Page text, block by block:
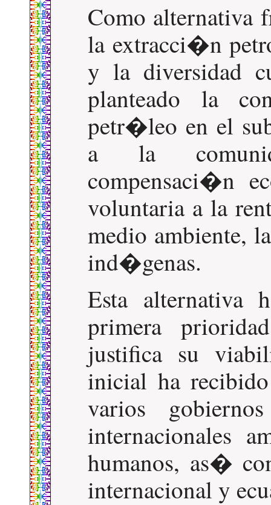
Como alternativa
la extracci�n
y la diversidad
planteado la
petr�leo en el
a la
compensaci�n
voluntaria a la
medio ambiente,
ind�genas.
Esta alternativa
primera
justifica su
inicial ha
varios
internacionales
humanos, as�
internacional y